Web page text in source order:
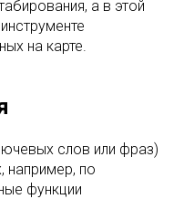
а в этой
на карте.
слов или фраз)
например, по
функции